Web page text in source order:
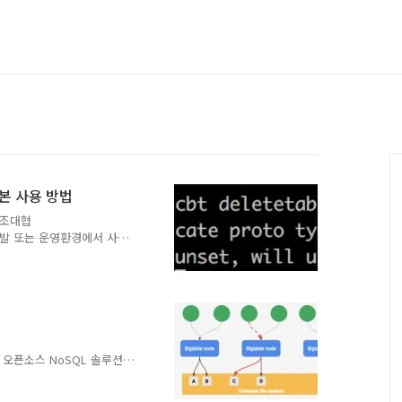
사용 방법
대협
는 운영환경에서 사용
는 구글 클라우드의 빅
로컬 환경에 HBase 설
변수를 설정한 후에,
hbase.sh 을 수행하면
픈소스 NoSQL 솔루션으
bigtable.html)
이며, 대용량 데